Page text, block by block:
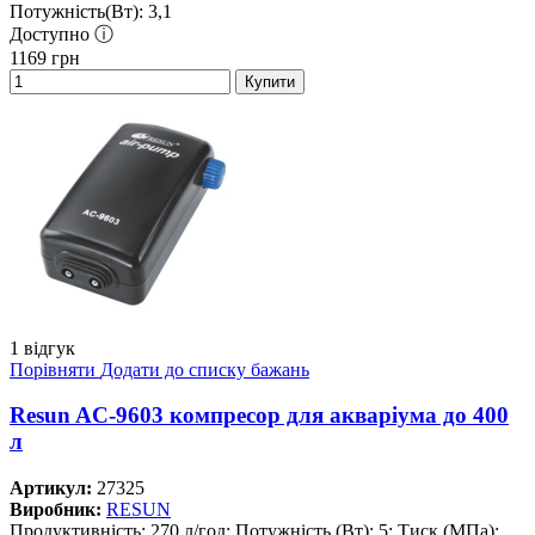
Потужність(Вт): 3,1
Доступно ⓘ
1169 грн
Купити
1 відгук
Порівняти Додати до списку бажань
Resun AC-9603 компресор для акваріума до 400
л
Артикул: 27325
Виробник: RESUN
Продуктивність: 270 л/год; Потужність (Вт): 5; Тиск (МПа):